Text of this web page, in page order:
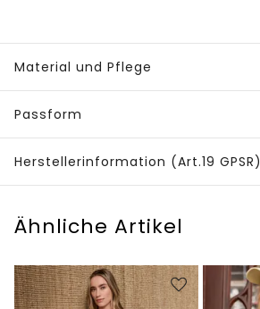
Material und Pflege
Passform
Herstellerinformation (Art.19 GPSR)
Ähnliche Artikel